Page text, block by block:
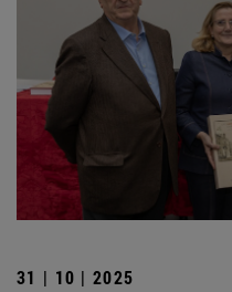
31 | 10 | 2025